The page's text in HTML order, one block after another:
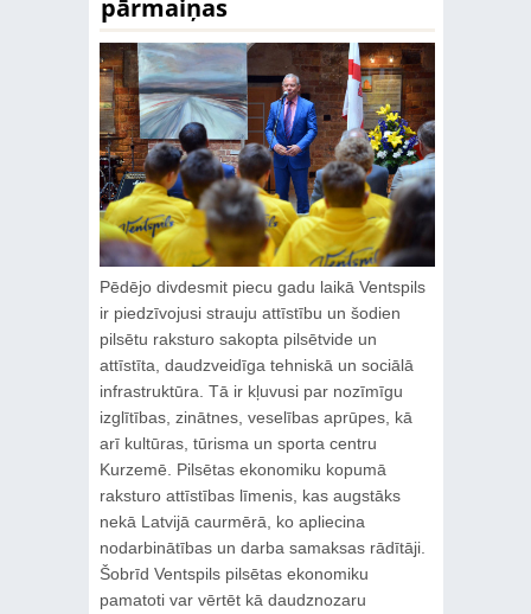
pārmaiņas
Pēdējo divdesmit piecu gadu laikā Ventspils
ir piedzīvojusi strauju attīstību un šodien
pilsētu raksturo sakopta pilsētvide un
attīstīta, daudzveidīga tehniskā un sociālā
infrastruktūra. Tā ir kļuvusi par nozīmīgu
izglītības, zinātnes, veselības aprūpes, kā
arī kultūras, tūrisma un sporta centru
Kurzemē. Pilsētas ekonomiku kopumā
raksturo attīstības līmenis, kas augstāks
nekā Latvijā caurmērā, ko apliecina
nodarbinātības un darba samaksas rādītāji.
Šobrīd Ventspils pilsētas ekonomiku
pamatoti var vērtēt kā daudznozaru